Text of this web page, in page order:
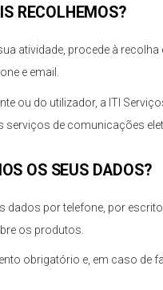
RECOLHEMOS?
atividade, procede à
e email.
ou do utilizador, a ITI
de comunicações
OS SEUS DADOS?
dados por telefone, por
os produtos.
obrigatório e, em caso de